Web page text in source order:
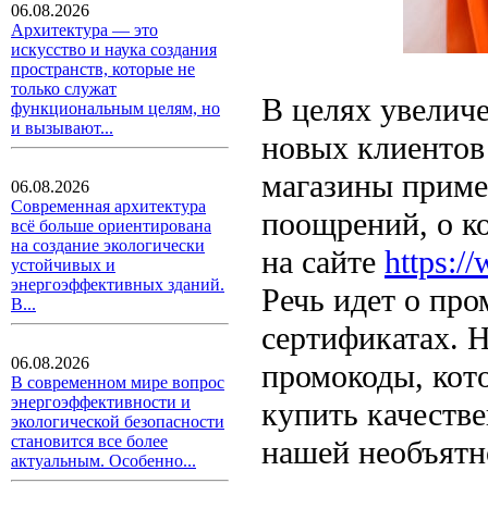
06.08.2026
Архитектура — это
искусство и наука создания
пространств, которые не
только служат
функциональным целям, но
и вызывают...
06.08.2026
Современная архитектура
всё больше ориентирована
на создание экологически
устойчивых и
энергоэффективных зданий.
В...
06.08.2026
В современном мире вопрос
энергоэффективности и
экологической безопасности
становится все более
актуальным. Особенно...
В целях
новых
магазины
поощрений, о
на сайте https://
Речь идет о
сертификатах.
промокоды,
купить
нашей